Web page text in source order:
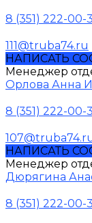
8 (351) 222-00-
111@truba74.ru
НАПИСАТЬ
Менеджер
Орлова Анна
8 (351) 222-00-
НАПИСАТЬ
Менеджер
Дюрягина
8 (351) 222-00-